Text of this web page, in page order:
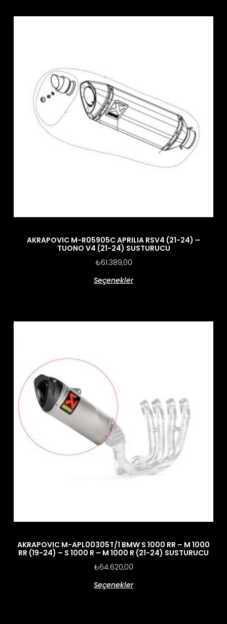
AKRAPOVIC M-R05905C APRILIA RSV4 (21-24) –
TUONO V4 (21-24) SUSTURUCU
₺61.389,00
Seçenekler
AKRAPOVIC M-APL00305T/1 BMW S 1000 RR – M 1000
RR (19-24) – S 1000 R – M 1000 R (21-24) SUSTURUCU
₺64.620,00
Seçenekler